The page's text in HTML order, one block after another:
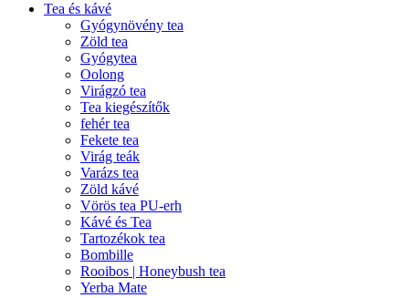
Tea és kávé
Gyógynövény tea
Zöld tea
Gyógytea
Oolong
Virágzó tea
Tea kiegészítők
fehér tea
Fekete tea
Virág teák
Varázs tea
Zöld kávé
Vörös tea PU-erh
Kávé és Tea
Tartozékok tea
Bombille
Rooibos | Honeybush tea
Yerba Mate